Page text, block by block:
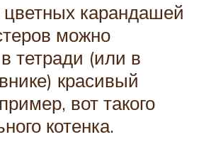
карандашей
можно
тетради (или в
красивый
вот такого
котенка.